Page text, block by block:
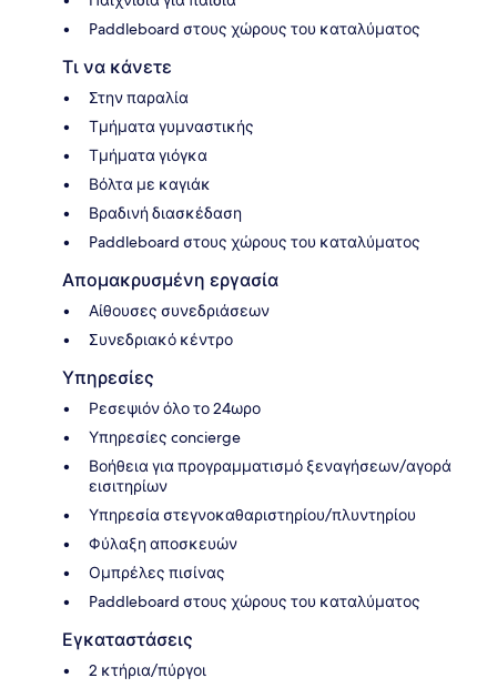
Paddleboard στους χώρους του καταλύματος
Τι να κάνετε
Στην παραλία
Τμήματα γυμναστικής
Τμήματα γιόγκα
Βόλτα με καγιάκ
Βραδινή διασκέδαση
Paddleboard στους χώρους του καταλύματος
Απομακρυσμένη εργασία
Αίθουσες συνεδριάσεων
Συνεδριακό κέντρο
Υπηρεσίες
Ρεσεψιόν όλο το 24ωρο
Υπηρεσίες concierge
Βοήθεια για προγραμματισμό ξεναγήσεων/αγορά
εισιτηρίων
Υπηρεσία στεγνοκαθαριστηρίου/πλυντηρίου
Φύλαξη αποσκευών
Ομπρέλες πισίνας
Paddleboard στους χώρους του καταλύματος
Εγκαταστάσεις
2 κτήρια/πύργοι